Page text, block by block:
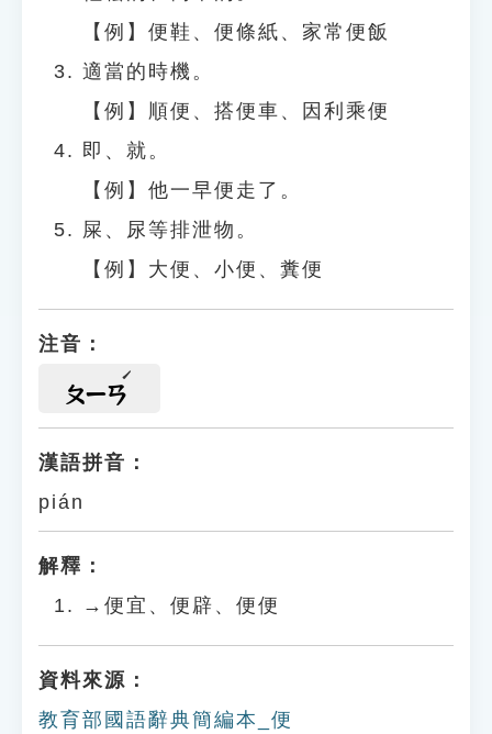
【例】便鞋、便條紙、家常便飯
適當的時機。
【例】順便、搭便車、因利乘便
即、就。
【例】他一早便走了。
屎、尿等排泄物。
【例】大便、小便、糞便
注音：
ㄆㄧㄢ
漢語拼音：
pián
解釋：
→便宜、便辟、便便
資料來源：
教育部國語辭典簡編本_便